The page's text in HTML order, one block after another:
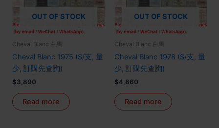
OUT OF STOCK
Cheval Blanc 白馬
Cheval Blanc 1975 ($/支, 量
少, 訂購先查詢)
$3,890
Read more
OUT OF STOCK
Cheval Blanc 白馬
Cheval Blanc 1978 ($/支, 量
少, 訂購先查詢)
$4,860
Read more